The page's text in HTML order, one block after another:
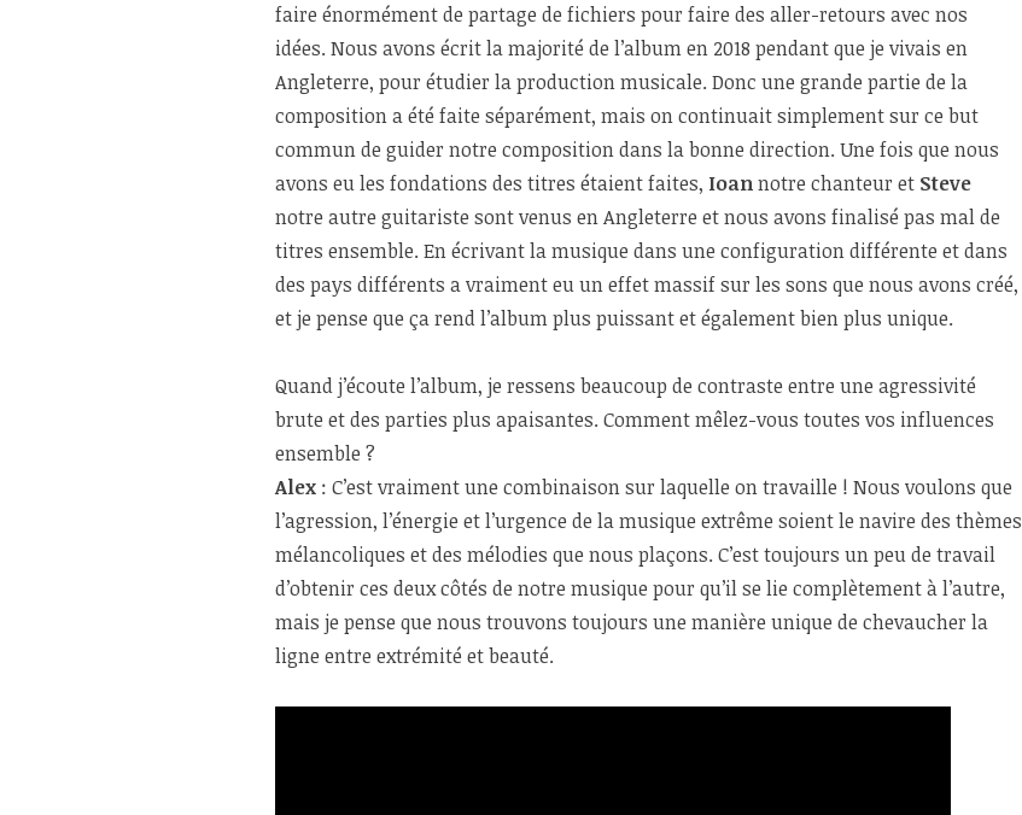
faire énormément de partage de fichiers pour faire des aller-retours avec nos
idées. Nous avons écrit la majorité de l’album en 2018 pendant que je vivais en
Angleterre, pour étudier la production musicale. Donc une grande partie de la
composition a été faite séparément, mais on continuait simplement sur ce but
commun de guider notre composition dans la bonne direction. Une fois que nous
avons eu les fondations des titres étaient faites, Ioannotre chanteur et Steve
notre autre guitariste sont venus en Angleterre et nous avons finalisé pas mal de
titres ensemble. En écrivant la musique dans une configuration différente et dans
des pays différents a vraiment eu un effet massif sur les sons que nous avons créé,
et je pense que ça rend l’album plus puissant et également bien plus unique.
Quand j’écoute l’album, je ressens beaucoup de contraste entre une agressivité
brute et des parties plus apaisantes. Comment mêlez-vous toutes vos influences
ensemble ?
Alex : C’est vraiment une combinaison sur laquelle on travaille ! Nous voulons que
l’agression, l’énergie et l’urgence de la musique extrême soient le navire des thèmes
mélancoliques et des mélodies que nous plaçons. C’est toujours un peu de travail
d’obtenir ces deux côtés de notre musique pour qu’il se lie complètement à l’autre,
mais je pense que nous trouvons toujours une manière unique de chevaucher la
ligne entre extrémité et beauté.